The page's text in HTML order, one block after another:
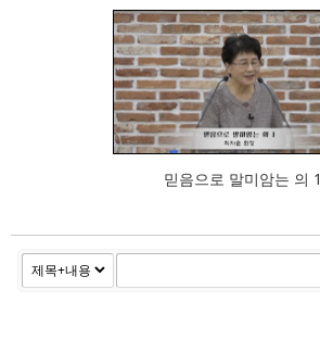
912
믿음으로 말미암는 의 1